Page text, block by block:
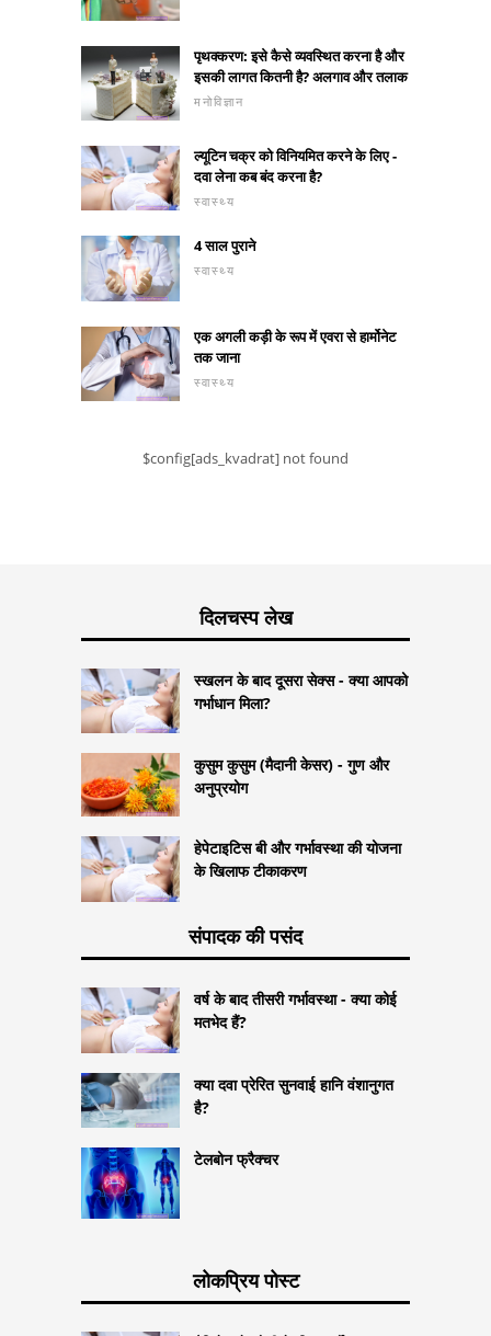
पृथक्करण: इसे कैसे व्यवस्थित करना है और
इसकी लागत कितनी है? अलगाव और तलाक
मनोविज्ञान
ल्यूटिन चक्र को विनियमित करने के लिए -
दवा लेना कब बंद करना है?
स्वास्थ्य
4 साल पुराने
स्वास्थ्य
एक अगली कड़ी के रूप में एवरा से हार्मोनेट
तक जाना
स्वास्थ्य
$config[ads_kvadrat] not found
दिलचस्प लेख
स्खलन के बाद दूसरा सेक्स - क्या आपको
गर्भाधान मिला?
कुसुम कुसुम (मैदानी केसर) - गुण और
अनुप्रयोग
हेपेटाइटिस बी और गर्भावस्था की योजना
के खिलाफ टीकाकरण
संपादक की पसंद
वर्ष के बाद तीसरी गर्भावस्था - क्या कोई
मतभेद हैं?
क्या दवा प्रेरित सुनवाई हानि वंशानुगत
है?
टेलबोन फ्रैक्चर
लोकप्रिय पोस्ट